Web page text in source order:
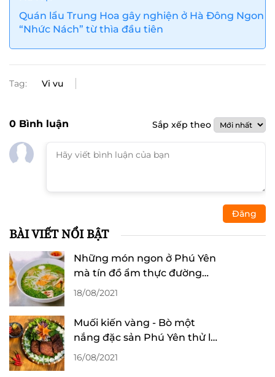
Quán lẩu Trung Hoa gây nghiện ở Hà Đông Ngon
“Nhức Nách” từ thìa đầu tiên
Tag: Vi vu
0 Bình luận Sắp xếp theo
Đăng
BÀI VIẾT NỔI BẬT
Những món ngon ở Phú Yên
mà tín đồ ẩm thực đường
phố nhất định phải thử
18/08/2021
Muối kiến vàng - Bò một
nắng đặc sản Phú Yên thử là
mê
16/08/2021